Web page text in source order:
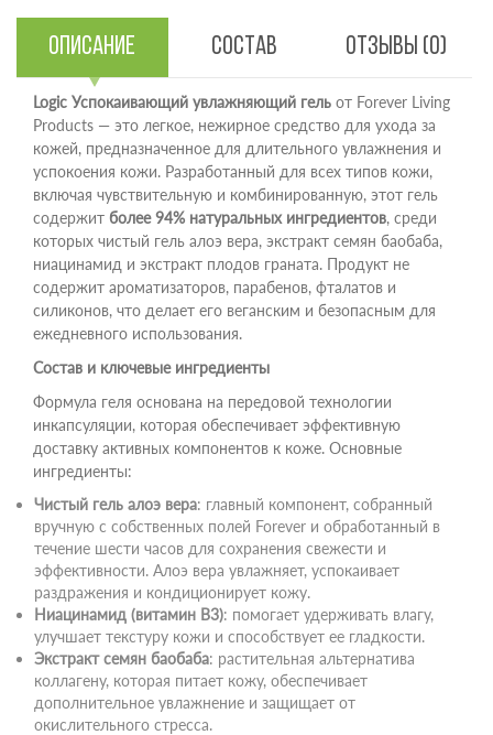
Описание Состав Отзывы (0)
Logic Успокаивающий увлажняющий гель от Forever Living
Products — это легкое, нежирное средство для ухода за
кожей, предназначенное для длительного увлажнения и
успокоения кожи. Разработанный для всех типов кожи,
включая чувствительную и комбинированную, этот гель
содержит более 94% натуральных ингредиентов, среди
которых чистый гель алоэ вера, экстракт семян баобаба,
ниацинамид и экстракт плодов граната. Продукт не
содержит ароматизаторов, парабенов, фталатов и
силиконов, что делает его веганским и безопасным для
ежедневного использования.
Состав и ключевые ингредиенты
Формула геля основана на передовой технологии
инкапсуляции, которая обеспечивает эффективную
доставку активных компонентов к коже. Основные
ингредиенты:
Чистый гель алоэ вера: главный компонент, собранный
вручную с собственных полей Forever и обработанный в
течение шести часов для сохранения свежести и
эффективности. Алоэ вера увлажняет, успокаивает
раздражения и кондиционирует кожу.
Ниацинамид (витамин B3): помогает удерживать влагу,
улучшает текстуру кожи и способствует ее гладкости.
Экстракт семян баобаба: растительная альтернатива
коллагену, которая питает кожу, обеспечивает
дополнительное увлажнение и защищает от
окислительного стресса.